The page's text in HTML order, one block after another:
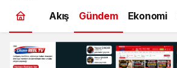
Akış
Gündem Ekonomi